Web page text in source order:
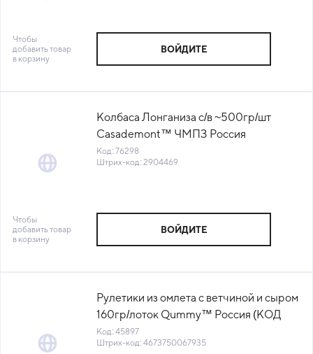
Чтобы
добавить товар
в корзину
ВОЙДИТЕ
Колбаса Лонганиза с/в ~500гр/шт
Casademont™ ЧМПЗ Россия
(1030663476) (КОД 76298) (0°С)
Код: 76298
Штрих-код: 2904469
Чтобы
добавить товар
в корзину
ВОЙДИТЕ
Рулетики из омлета с ветчиной и сыром
160гр/лоток Qummy™ Россия (КОД
45897) (-18°С)
Код: 45897
Штрих-код: 4673750067935